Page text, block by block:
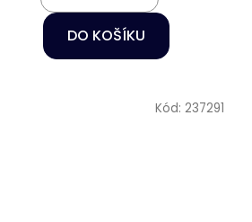
DO KOŠÍKU
Kód: 237291